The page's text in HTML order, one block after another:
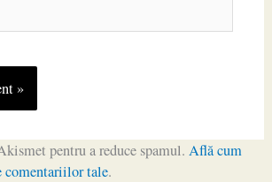
pentru a reduce spamul. Află cum
comentariilor tale.